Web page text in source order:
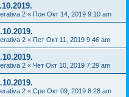
2 « Пон Окт 14, 2019 9:10 am
2 « Пет Окт 11, 2019 9:46 am
2 « Чет Окт 10, 2019 7:29 am
2 « Сре Окт 09, 2019 8:28 am